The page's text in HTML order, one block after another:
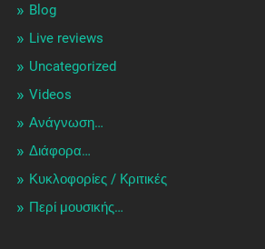
Blog
Live reviews
Uncategorized
Videos
Ανάγνωση…
Διάφορα…
Κυκλοφορίες / Kριτικές
Περί μουσικής…